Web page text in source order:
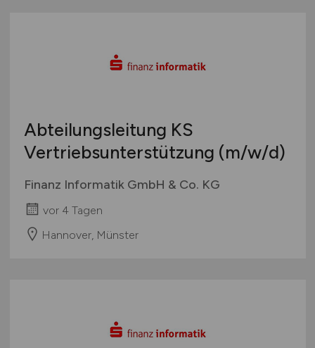
Abteilungsleitung KS
Vertriebsunterstützung (m/w/d)
Finanz Informatik GmbH & Co. KG
vor 4 Tagen
Hannover, Münster